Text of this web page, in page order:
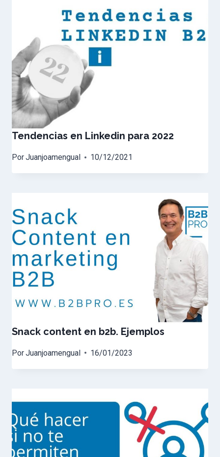
Tendencias en Linkedin para 2022
PorJuanjoamengual 10/12/2021
Snack content en b2b. Ejemplos
PorJuanjoamengual 16/01/2023